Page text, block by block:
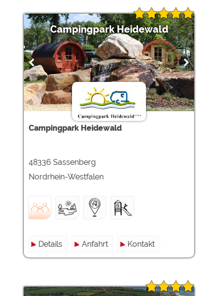
Campingpark Heidewald
Campingpark Heidewald
48336 Sassenberg
Nordrhein-Westfalen
Details Anfahrt Kontakt